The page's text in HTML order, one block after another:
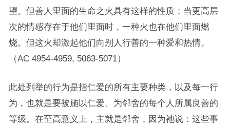
望。但善人里面的生命之火具有这样的性质：当更高层
次的情感存在于他们里面时，一种火也在他们里面燃
烧。但这火却激起他们向别人行善的一种爱和热情。
（AC 4954-4959, 5063-5071）
此处列举的行为是指仁爱的所有主要种类，以及每一行
为，也就是要被施以仁爱、为邻舍的每个人所属良善的
等级。在至高意义上，主就是邻舍，因为祂说：这些事